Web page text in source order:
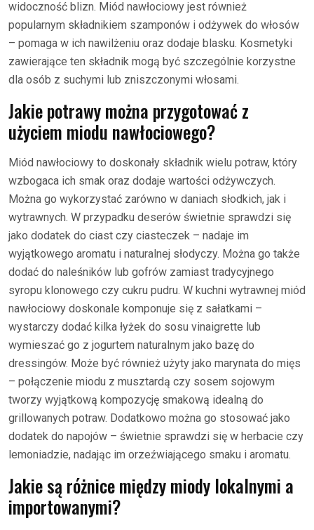
widoczność blizn. Miód nawłociowy jest również
popularnym składnikiem szamponów i odżywek do włosów
– pomaga w ich nawilżeniu oraz dodaje blasku. Kosmetyki
zawierające ten składnik mogą być szczególnie korzystne
dla osób z suchymi lub zniszczonymi włosami.
Jakie potrawy można przygotować z
użyciem miodu nawłociowego?
Miód nawłociowy to doskonały składnik wielu potraw, który
wzbogaca ich smak oraz dodaje wartości odżywczych.
Można go wykorzystać zarówno w daniach słodkich, jak i
wytrawnych. W przypadku deserów świetnie sprawdzi się
jako dodatek do ciast czy ciasteczek – nadaje im
wyjątkowego aromatu i naturalnej słodyczy. Można go także
dodać do naleśników lub gofrów zamiast tradycyjnego
syropu klonowego czy cukru pudru. W kuchni wytrawnej miód
nawłociowy doskonale komponuje się z sałatkami –
wystarczy dodać kilka łyżek do sosu vinaigrette lub
wymieszać go z jogurtem naturalnym jako bazę do
dressingów. Może być również użyty jako marynata do mięs
– połączenie miodu z musztardą czy sosem sojowym
tworzy wyjątkową kompozycję smakową idealną do
grillowanych potraw. Dodatkowo można go stosować jako
dodatek do napojów – świetnie sprawdzi się w herbacie czy
lemoniadzie, nadając im orzeźwiającego smaku i aromatu.
Jakie są różnice między miody lokalnymi a
importowanymi?